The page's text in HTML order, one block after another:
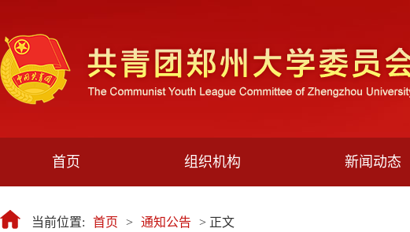
首页 组织机构 新闻动态
当前位置: 首页 > 通知公告 > 正文